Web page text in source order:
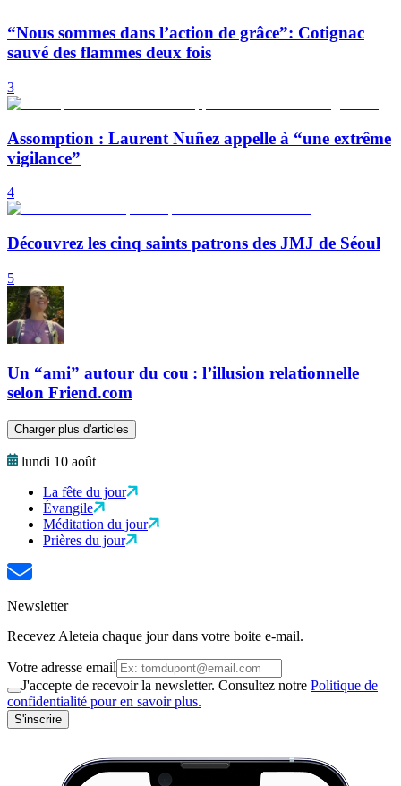
“Nous sommes dans l’action de grâce”: Cotignac
sauvé des flammes deux fois
3
Assomption : Laurent Nuñez appelle à “une extrême
vigilance”
4
Découvrez les cinq saints patrons des JMJ de Séoul
5
Un “ami” autour du cou : l’illusion relationnelle
selon Friend.com
Charger plus d'articles
lundi 10 août
La fête du jour
Évangile
Méditation du jour
Prières du jour
Newsletter
Recevez Aleteia chaque jour dans votre boite e-mail.
Votre adresse email
J'accepte de recevoir la newsletter. Consultez notre Politique de
confidentialité pour en savoir plus.
S'inscrire